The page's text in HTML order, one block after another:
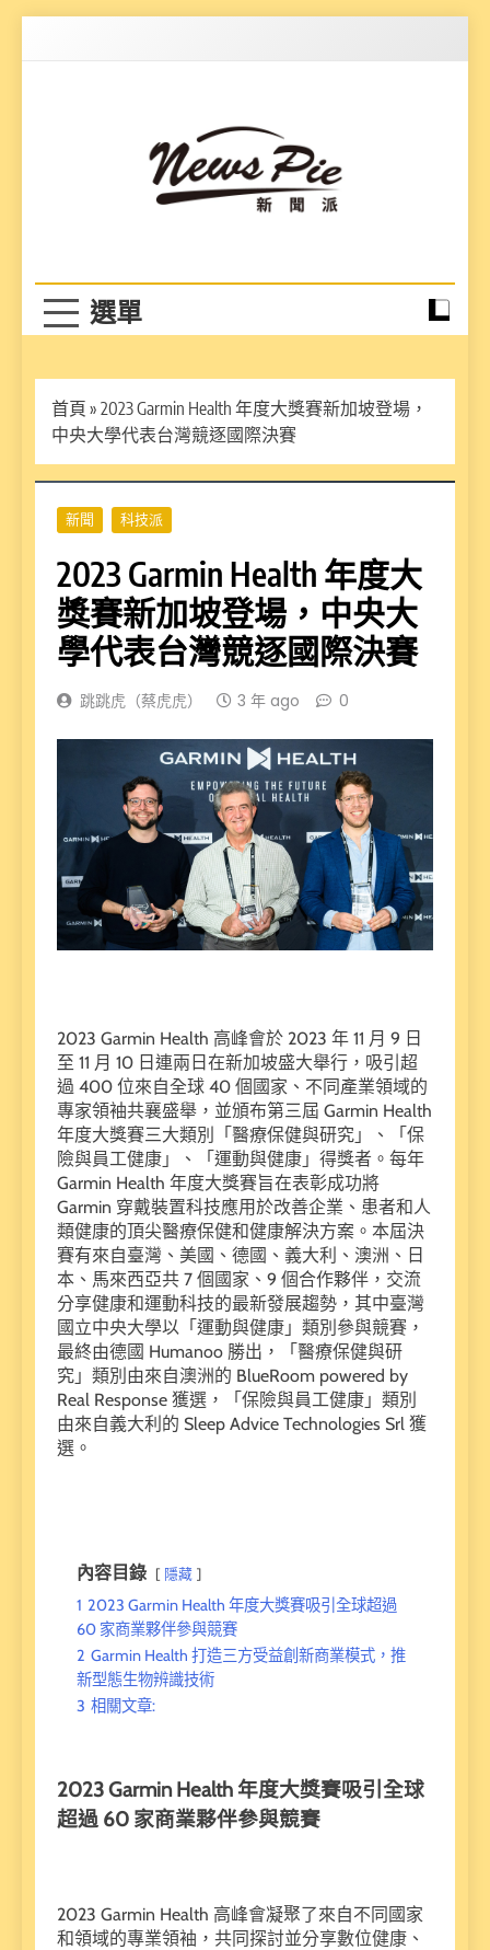
首頁 » 2023 Garmin Health 年度大獎賽新加坡登場，
中央大學代表台灣競逐國際決賽
新聞 科技派
2023 Garmin Health 年度大
獎賽新加坡登場，中央大
學代表台灣競逐國際決賽
跳跳虎（蔡虎虎） 3 年 ago 0
2023 Garmin Health 高峰會於 2023 年 11 月 9 日
至 11 月 10 日連兩日在新加坡盛大舉行，吸引超
過 400 位來自全球 40 個國家、不同產業領域的
專家領袖共襄盛舉，並頒布第三屆 Garmin Health
年度大獎賽三大類別「醫療保健與研究」、「保
險與員工健康」、「運動與健康」得獎者。每年
Garmin Health 年度大獎賽旨在表彰成功將
Garmin 穿戴裝置科技應用於改善企業、患者和人
類健康的頂尖醫療保健和健康解決方案。本屆決
賽有來自臺灣、美國、德國、義大利、澳洲、日
本、馬來西亞共 7 個國家、9 個合作夥伴，交流
分享健康和運動科技的最新發展趨勢，其中臺灣
國立中央大學以「運動與健康」類別參與競賽，
最終由德國 Humanoo 勝出，「醫療保健與研
究」類別由來自澳洲的 BlueRoom powered by
Real Response 獲選，「保險與員工健康」類別
由來自義大利的 Sleep Advice Technologies Srl 獲
選。
內容目錄 隱藏
1 2023 Garmin Health 年度大獎賽吸引全球超過
60 家商業夥伴參與競賽
2 Garmin Health 打造三方受益創新商業模式，推
新型態生物辨識技術
3 相關文章:
2023 Garmin Health 年度大獎賽吸引全球
超過 60 家商業夥伴參與競賽
2023 Garmin Health 高峰會凝聚了來自不同國家
和領域的專業領袖，共同探討並分享數位健康、